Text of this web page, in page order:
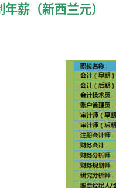
年薪（新西兰元）